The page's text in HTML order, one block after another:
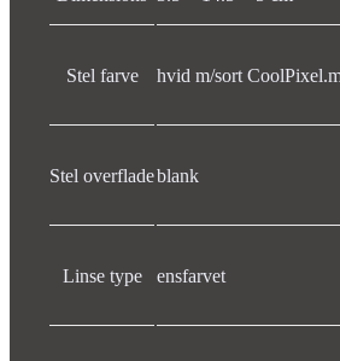
Stel farve hvid m/sort
Stel overfladeblank
Linse type ensfarvet